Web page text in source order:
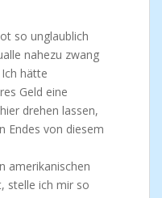
so unglaublich
nahezu zwang
hätte
Geld eine
drehen lassen,
Endes von diesem
amerikanischen
stelle ich mir so